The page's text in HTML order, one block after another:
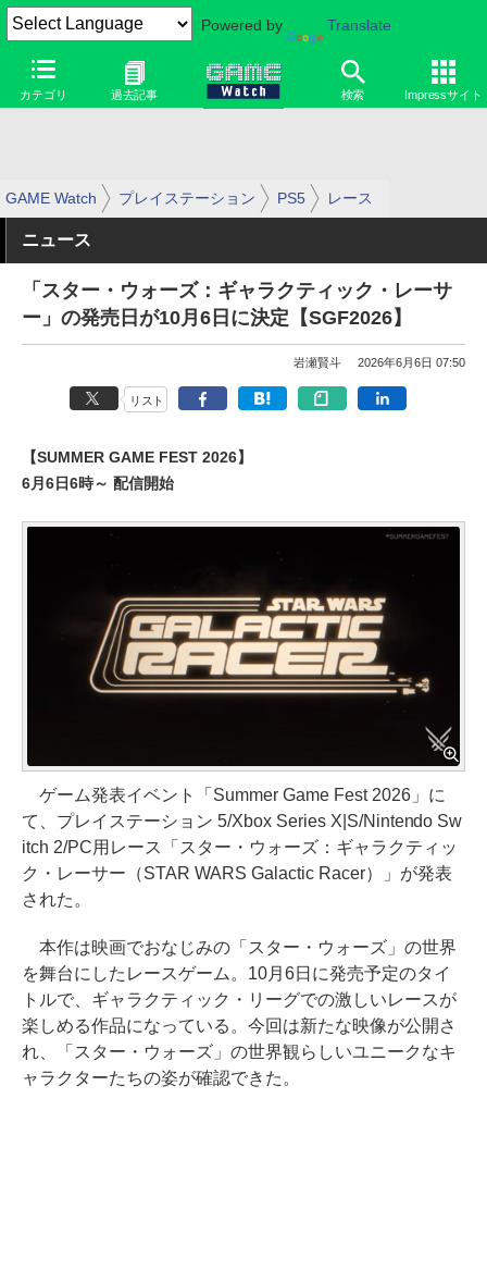
Powered by Translate
カテゴリ 過去記事 検索 Impressサイト
GAME Watch プレイステーション PS5 レース
ニュース
「スター・ウォーズ：ギャラクティック・レーサ
ー」の発売日が10月6日に決定【SGF2026】
岩瀬賢斗 2026年6月6日 07:50
リスト
【SUMMER GAME FEST 2026】
6月6日6時～ 配信開始
ゲーム発表イベント「Summer Game Fest 2026」に
て、プレイステーション 5/Xbox Series X|S/Nintendo Sw
itch 2/PC用レース「スター・ウォーズ：ギャラクティッ
ク・レーサー（STAR WARS Galactic Racer）」が発表
された。
本作は映画でおなじみの「スター・ウォーズ」の世界
を舞台にしたレースゲーム。10月6日に発売予定のタイ
トルで、ギャラクティック・リーグでの激しいレースが
楽しめる作品になっている。今回は新たな映像が公開さ
れ、「スター・ウォーズ」の世界観らしいユニークなキ
ャラクターたちの姿が確認できた。